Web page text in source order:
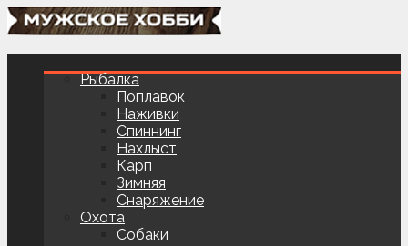
Рыбалка
Поплавок
Наживки
Спиннинг
Нахлыст
Карп
Зимняя
Снаряжение
Охота
Собаки